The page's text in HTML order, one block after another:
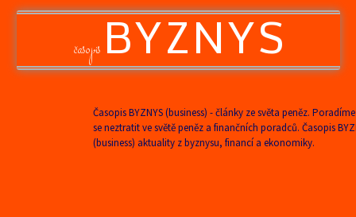
časopisBYZNYS
Časopis BYZNYS (business) - články ze světa peněz.
se neztratit ve světě peněz a finančních poradců. Časopis
(business) aktuality z byznysu, financí a ekonomiky.